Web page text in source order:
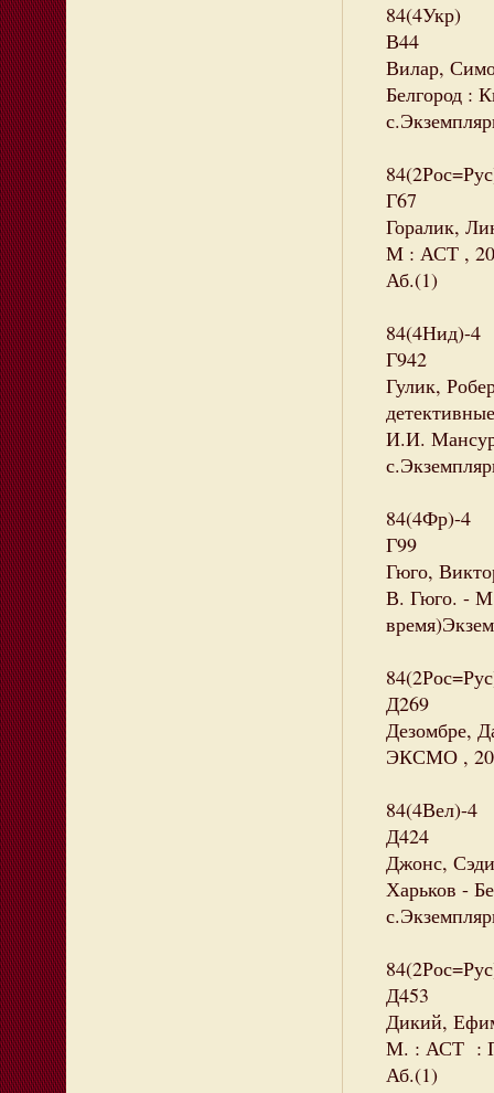
84(4Укр)
В44
Вилар,
Белгород :
Г67
Горалик,
М : АСТ ,
Аб.(1)
84(4Нид)-4
Г942
Гулик,
И.И.
84(4Фр)-4
Г99
Гюго,
В. Гюго. -
Д269
Дезомбре,
ЭКСМО ,
84(4Вел)-4
Д424
Джонс,
Харьков -
Д453
Дикий,
М. : АСТ :
Аб.(1)